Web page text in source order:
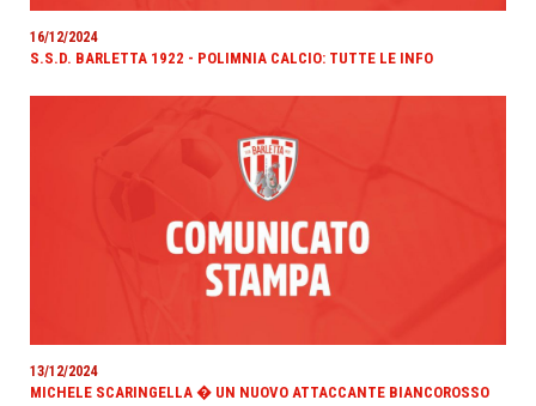
16/12/2024
S.S.D. BARLETTA 1922 - POLIMNIA CALCIO: TUTTE LE INFO
13/12/2024
MICHELE SCARINGELLA � UN NUOVO ATTACCANTE BIANCOROSSO